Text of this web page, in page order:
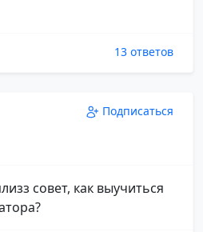
13 ответов
Подписаться
совет, как выучиться